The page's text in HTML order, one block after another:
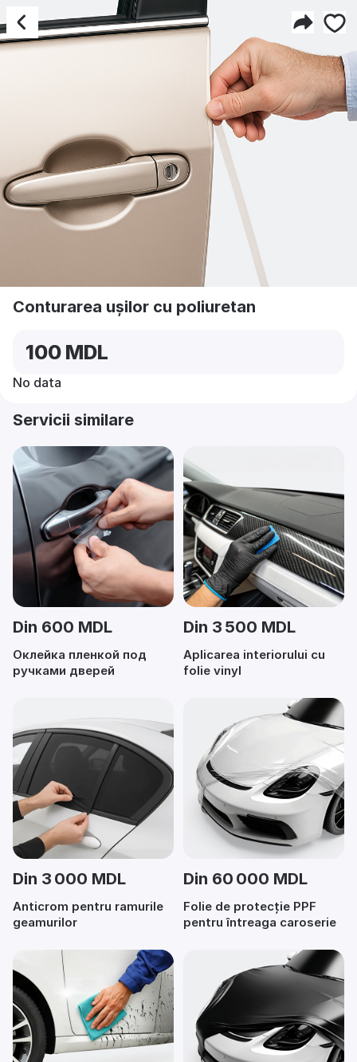
Conturarea ușilor cu
Conturarea ușilor cu poliuretan
100 MDL
No data
Servicii similare
Din 600 MDL
Оклейка пленкой под
ручками дверей
Din 3 500 MDL
Aplicarea interiorului cu
folie vinyl
Din 3 000 MDL
Anticrom pentru ramurile
geamurilor
Din 60 000 MDL
Folie de protecție PPF
pentru întreaga caroserie